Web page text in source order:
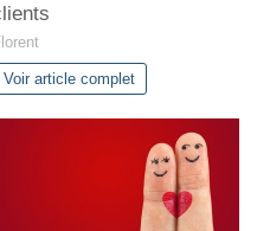
Voir article complet